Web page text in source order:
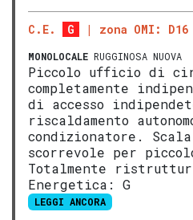
C.E. G zona OMI: D16
MONOLOCALE RUGGINOSA NUOVA
Piccolo ufficio di
completamente
di accesso
riscaldamento
condizionatore.
scorrevole per
Totalmente
Energetica: G
LEGGI ANCORA